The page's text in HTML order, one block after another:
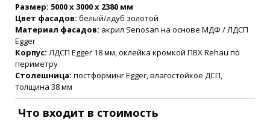
Размер: 5000 х 3000 х 2380 мм
Цвет фасадов: белый/лдуб золотой
Материал фасадов: акрил Senosan на основе МДФ / ЛДСП
Egger
Корпус: ЛДСП Egger 18 мм, оклейка кромкой ПВХ Rehau по
периметру
Столешница: постформинг Egger, влагостойкое ДСП,
толщина 38 мм
Что входит в стоимость